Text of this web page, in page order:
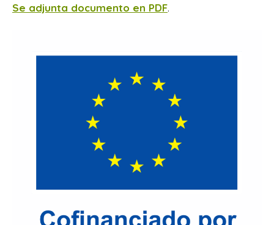
Se adjunta documento en PDF.